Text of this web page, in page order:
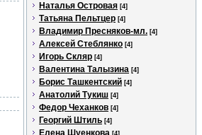
Наталья Островая [4]
Татьяна Пельтцер [4]
Владимир Пресняков-мл. [4]
Алексей Стеблянко [4]
Игорь Скляр [4]
Валентина Талызина [4]
Борис Ташкентский [4]
Анатолий Тукиш [4]
Федор Чеханков [4]
Георгий Штиль [4]
Елена Шуенкова [4]